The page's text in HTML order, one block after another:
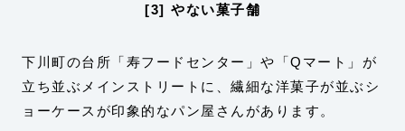
[3] やない菓子舗
下川町の台所「寿フードセンター」や「Qマート」が
立ち並ぶメインストリートに、繊細な洋菓子が並ぶシ
ョーケースが印象的なパン屋さんがあります。